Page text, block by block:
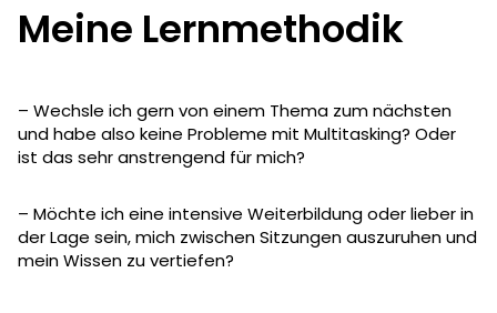
Meine Lernmethodik
– Wechsle ich gern von einem Thema zum nächsten
und habe also keine Probleme mit Multitasking? Oder
ist das sehr anstrengend für mich?
– Möchte ich eine intensive Weiterbildung oder lieber in
der Lage sein, mich zwischen Sitzungen auszuruhen und
mein Wissen zu vertiefen?